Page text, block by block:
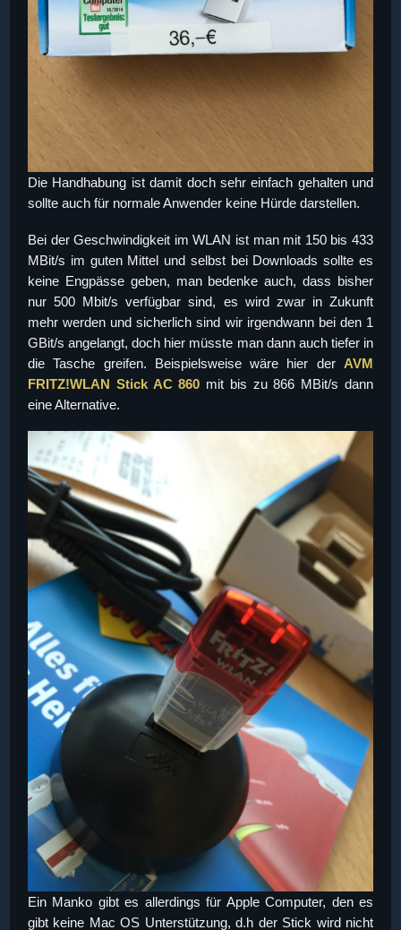
Die Handhabung ist damit doch sehr einfach gehalten und
sollte auch für normale Anwender keine Hürde darstellen.
Bei der Geschwindigkeit im WLAN ist man mit 150 bis 433
MBit/s im guten Mittel und selbst bei Downloads sollte es
keine Engpässe geben, man bedenke auch, dass bisher
nur 500 Mbit/s verfügbar sind, es wird zwar in Zukunft
mehr werden und sicherlich sind wir irgendwann bei den 1
GBit/s angelangt, doch hier müsste man dann auch tiefer in
die Tasche greifen. Beispielsweise wäre hier der AVM
FRITZ!WLAN Stick AC 860 mit bis zu 866 MBit/s dann
eine Alternative.
Ein Manko gibt es allerdings für Apple Computer, den es
gibt keine Mac OS Unterstützung, d.h der Stick wird nicht